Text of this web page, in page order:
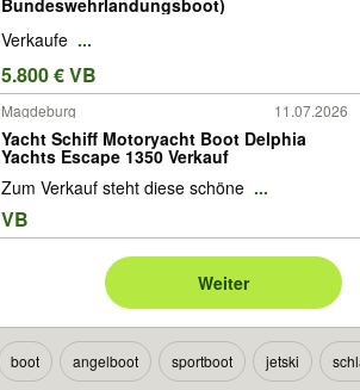
Verkaufe ...
5.800 € VB
Magdeburg 11.07.2026
Yacht Schiff Motoryacht Boot Delphia
Yachts Escape 1350 Verkauf
Zum Verkauf steht diese schöne ...
VB
Weiter
boot angelboot sportboot jetski